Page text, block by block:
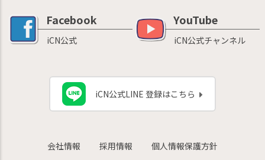
Facebook
iCN公式
YouTube
iCN公式チャンネル
iCN公式LINE 登録はこちら
会社情報 採用情報
個人情報保護方針